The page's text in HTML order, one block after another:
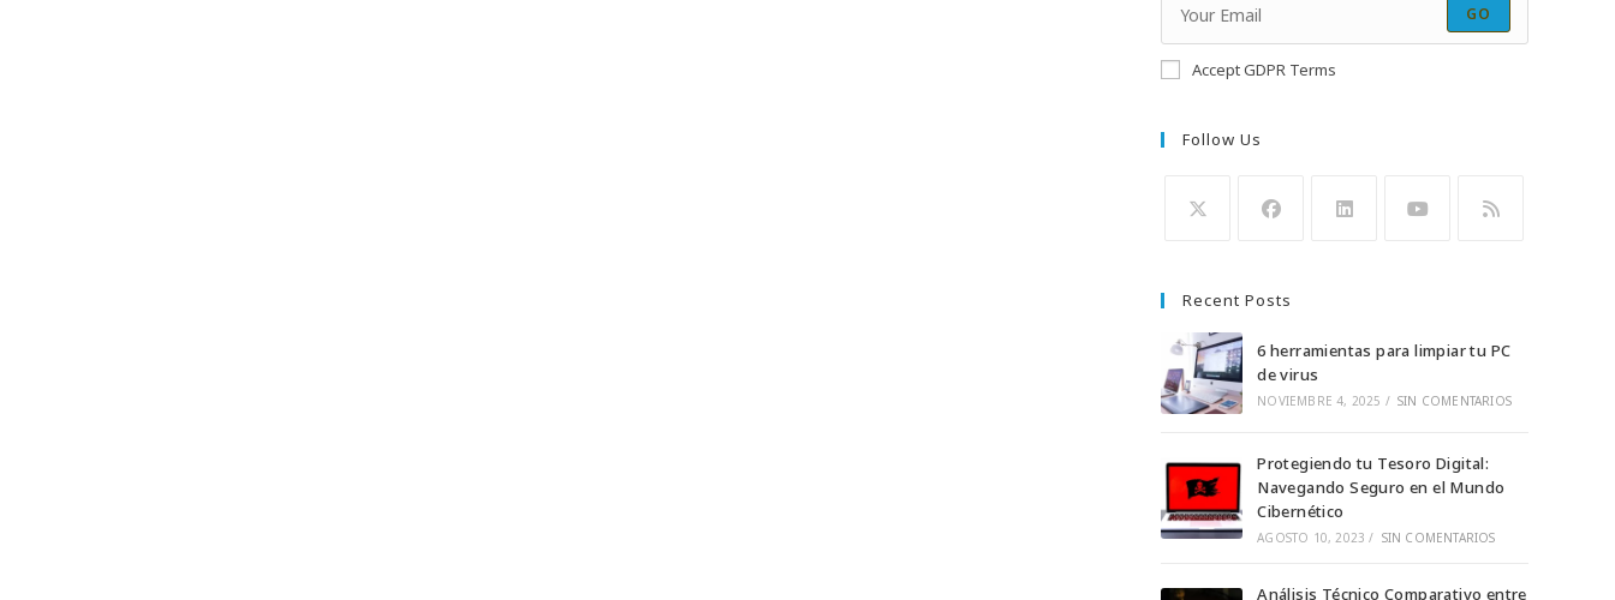
GO
Accept GDPR Terms
Follow Us
en
una
nueva
pestaña
una
nueva
pestaña
una
nueva
pestaña
una
pestaña
una
pestaña
Recent Posts
6 herramientas para limpiar tu PC
de virus
NOVIEMBRE 4, 2025 / SIN COMENTARIOS
Protegiendo tu Tesoro Digital:
Navegando Seguro en el Mundo
Cibernético
AGOSTO 10, 2023 / SIN COMENTARIOS
Análisis Técnico Comparativo entre